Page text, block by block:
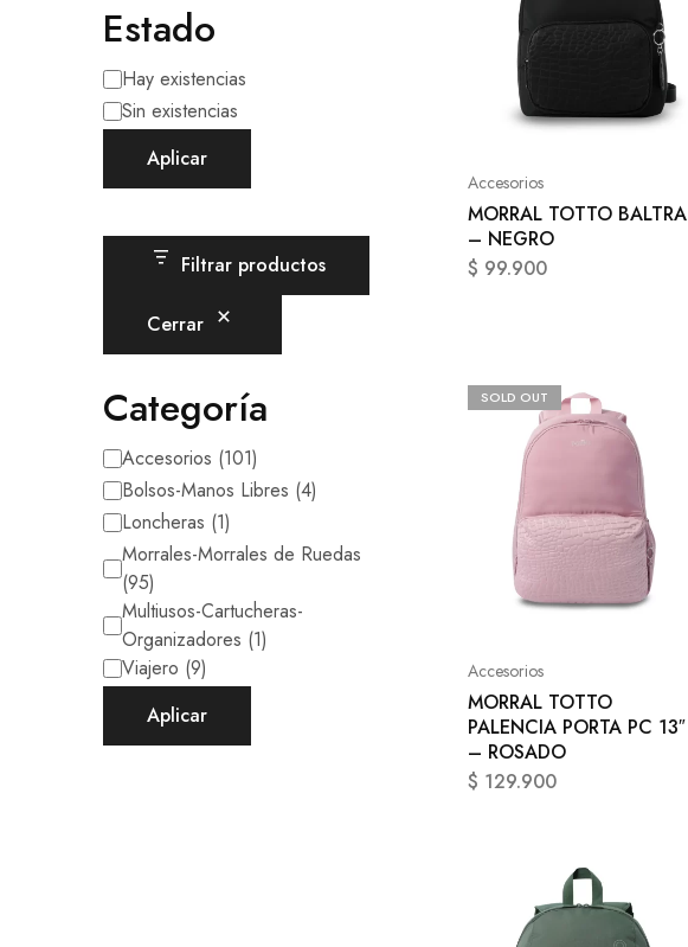
Accesorios
MORRAL TOTTO BALTRA
– NEGRO
$ 99.900
SOLD OUT
Accesorios
MORRAL TOTTO
PALENCIA PORTA PC 13″
– ROSADO
$ 129.900
Estado
Hay existencias
Sin existencias
Aplicar
Filtrar productos
Cerrar
Categoría
Accesorios (101)
Bolsos-Manos Libres (4)
Loncheras (1)
Morrales-Morrales de Ruedas
(95)
Multiusos-Cartucheras-
Organizadores (1)
Viajero (9)
Aplicar